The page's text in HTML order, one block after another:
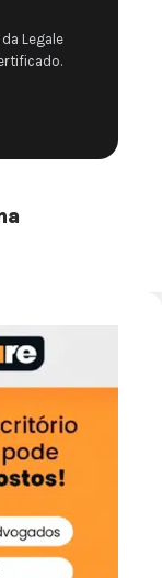
Legale